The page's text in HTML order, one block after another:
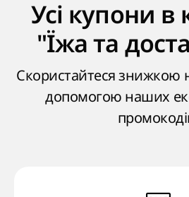
Усі купони в
"Їжа та
Скористайтеся знижкою
допомогою наших